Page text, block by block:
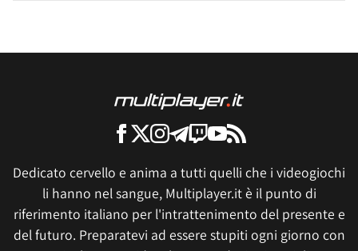
Dedicato cervello e anima a tutti quelli che i videogiochi
li hanno nel sangue, Multiplayer.it è il punto di
riferimento italiano per l'intrattenimento del presente e
del futuro. Preparatevi ad essere stupiti ogni giorno con